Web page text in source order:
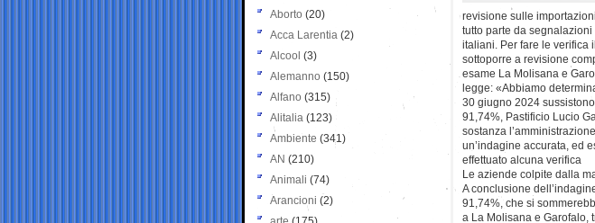
revisione sulle
tutto parte da
italiani. Per fare le verifica
sottoporre a revisione
esame La Molisana e
legge: «Abbiamo
30 giugno 2024
91,74%, Pastificio Lucio
sostanza
un’indagine accurata, ed
effettuato alcuna verifica
Le aziende colpite dalla
A conclusione
91,74%, che si
a La Molisana e Garofalo,
Aborto (20)
Acca Larentia (2)
Alcool (3)
Alemanno (150)
Alfano (315)
Alitalia (123)
Ambiente (341)
AN (210)
Animali (74)
Arancioni (2)